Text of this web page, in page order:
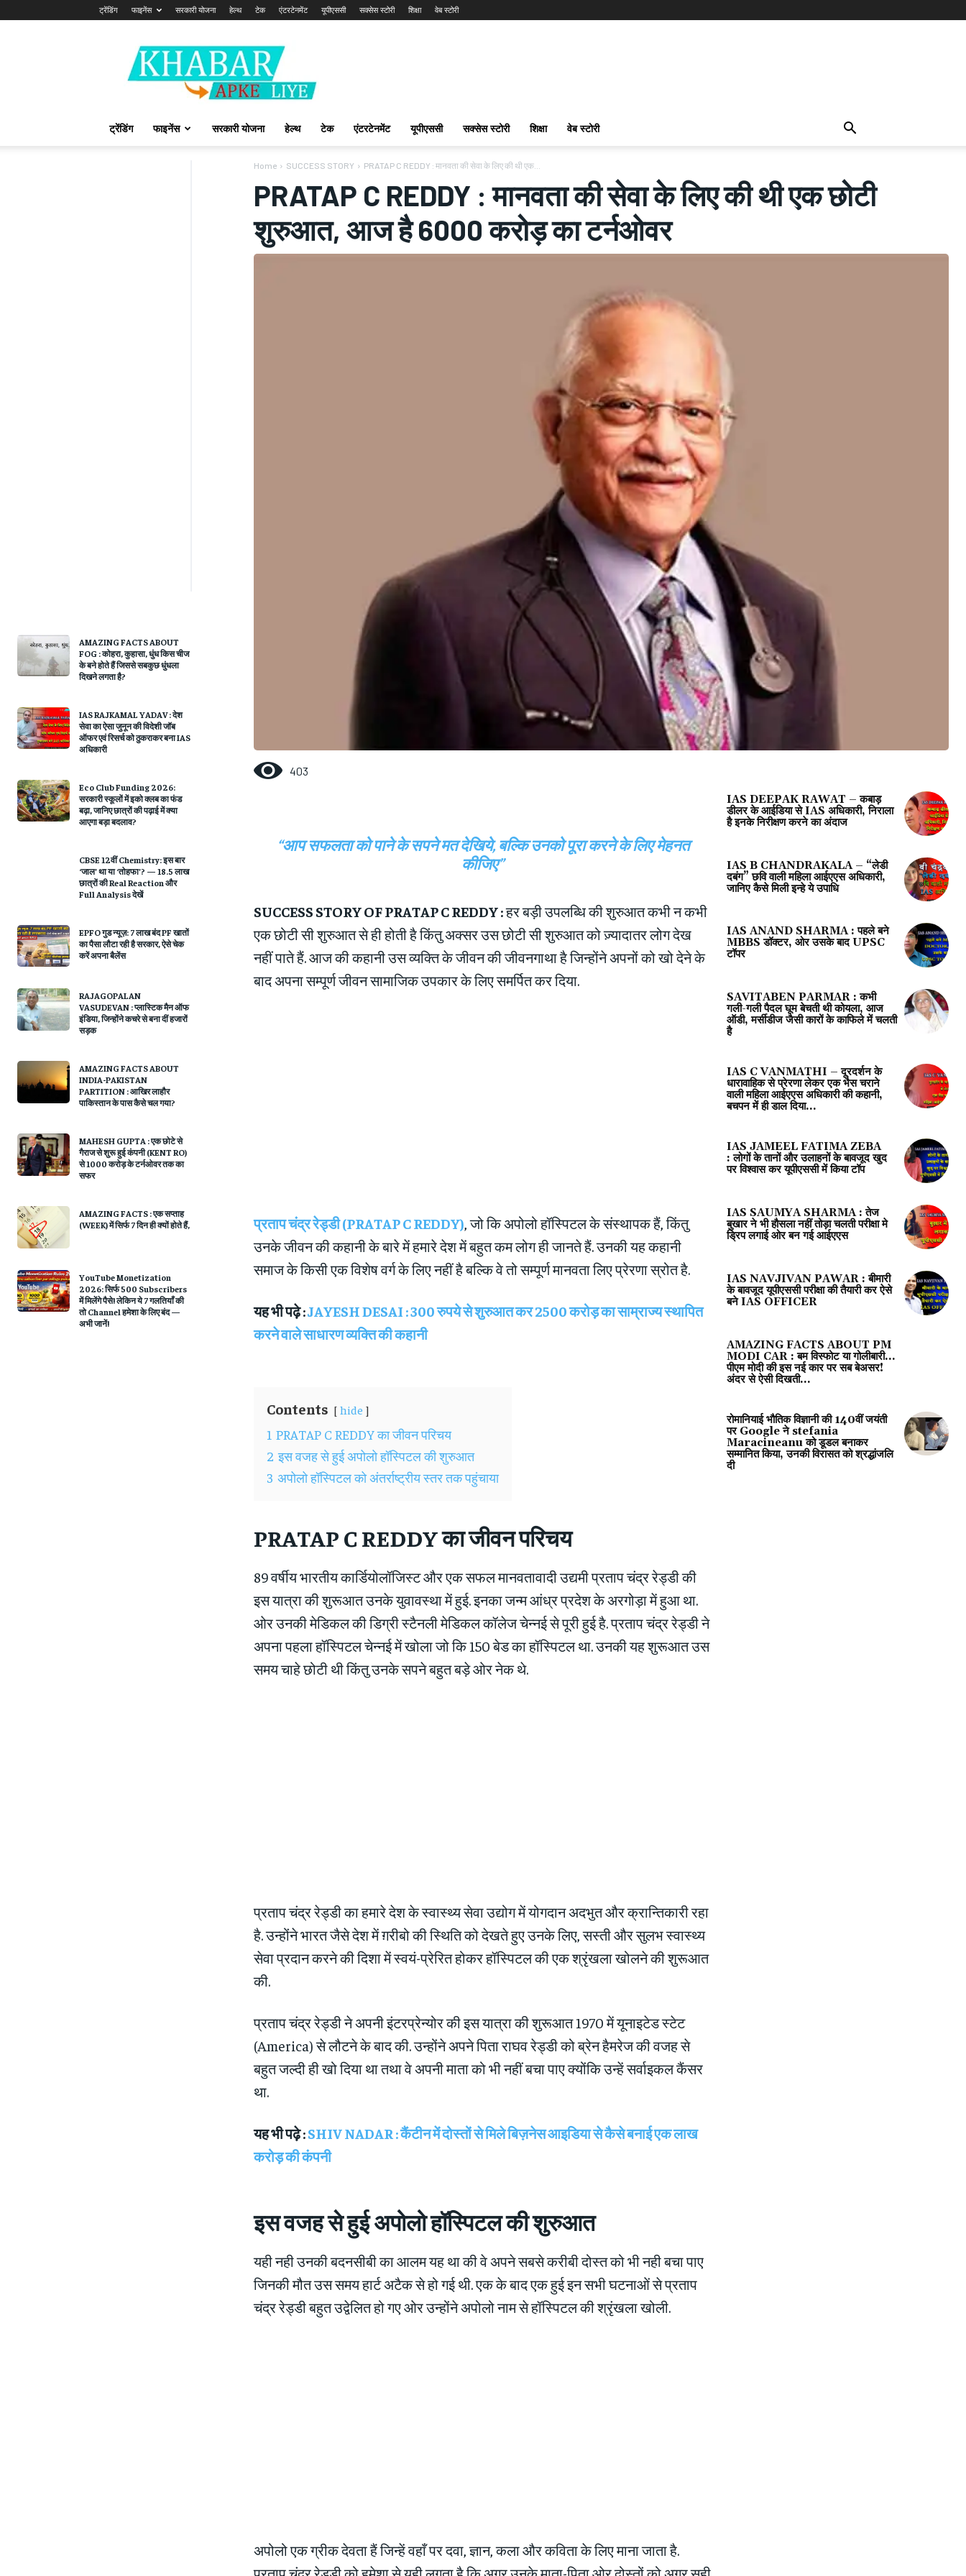
ट्रेंडिंग फाइनेंस सरकारी योजना हेल्थ टेक एंटरटेनमेंट यूपीएससी सक्सेस स्टोरी शिक्षा वेब स्टोरी
Khabarapkeliye.com
ट्रेंडिंग फाइनेंस सरकारी योजना हेल्थ टेक एंटरटेनमेंट यूपीएससी सक्सेस स्टोरी शिक्षा वेब स्टोरी
AMAZING FACTS ABOUT
FOG : कोहरा, कुहासा, धुंध किस चीज
के बने होते हैं जिससे सबकुछ धुंधला
दिखने लगता है?
IAS RAJKAMAL YADAV : देश
सेवा का ऐसा जुनून की विदेशी जॉब
ऑफर एवं रिसर्च को ठुकराकर बना IAS
अधिकारी
Eco Club Funding 2026:
सरकारी स्कूलों में इको क्लब का फंड
बढ़ा, जानिए छात्रों की पढ़ाई में क्या
आएगा बड़ा बदलाव?
CBSE 12वीं Chemistry: इस बार
‘जाल’ था या ‘तोहफा’? — 18.5 लाख
छात्रों की Real Reaction और
Full Analysis देखें
EPFO गुड न्यूज़: 7 लाख बंद PF खातों
का पैसा लौटा रही है सरकार, ऐसे चेक
करें अपना बैलेंस
RAJAGOPALAN
VASUDEVAN : प्लास्टिक मैन ऑफ
इंडिया, जिन्होंने कचरे से बना दीं हजारों
सड़क
AMAZING FACTS ABOUT
INDIA-PAKISTAN
PARTITION : आखिर लाहौर
पाकिस्तान के पास कैसे चल गया?
MAHESH GUPTA : एक छोटे से
गैराज से शुरू हुई कंपनी (KENT RO)
से 1000 करोड़ के टर्नओवर तक का
सफर
AMAZING FACTS : एक सप्ताह
(WEEK) में सिर्फ 7 दिन ही क्यों होते हैं,
YouTube Monetization
2026: सिर्फ 500 Subscribers
में मिलेंगे पैसे! लेकिन ये 7 गलतियाँ की
तो Channel हमेशा के लिए बंद —
अभी जानें!
Home SUCCESS STORY PRATAP C REDDY : मानवता की सेवा के लिए की थी एक...
PRATAP C REDDY : मानवता की सेवा के लिए की थी एक छोटी
शुरुआत, आज है 6000 करोड़ का टर्नओवर
403
“आप सफलता को पाने के सपने मत देखिये, बल्कि उनको पूरा करने के लिए मेहनत
कीजिए”
SUCCESS STORY OF PRATAP C REDDY :हर बड़ी उपलब्धि की शुरुआत कभी न कभी
एक छोटी सी शुरुआत से ही होती है किंतु अक्सर उस छोटी सी शुरुआत को ज़्यादातर लोग देख
नहीं पाते हैं. आज की कहानी उस व्यक्ति के जीवन की जीवनगाथा है जिन्होंने अपनों को खो देने के
बाद अपना सम्पूर्ण जीवन सामाजिक उपकार के लिए समर्पित कर दिया.
प्रताप चंद्र रेड्डी (PRATAP C REDDY) , जो कि अपोलो हॉस्पिटल के संस्थापक हैं, किंतु
उनके जीवन की कहानी के बारे में हमारे देश में बहुत कम लोग ही जानते हैं. उनकी यह कहानी
समाज के किसी एक विशेष वर्ग के लिए नहीं है बल्कि वे तो सम्पूर्ण मानवता लिए प्रेरणा स्रोत है.
यह भी पढ़े :JAYESH DESAI : 300 रुपये से शुरुआत कर 2500 करोड़ का साम्राज्य स्थापित
करने वाले साधारण व्यक्ति की कहानी
Contents hide
1 PRATAP C REDDY का जीवन परिचय
2 इस वजह से हुई अपोलो हॉस्पिटल की शुरुआत
3 अपोलो हॉस्पिटल को अंतर्राष्ट्रीय स्तर तक पहुंचाया
PRATAP C REDDYका जीवन परिचय
89 वर्षीय भारतीय कार्डियोलॉजिस्ट और एक सफल मानवतावादी उद्यमी प्रताप चंद्र रेड्डी की
इस यात्रा की शुरूआत उनके युवावस्था में हुई. इनका जन्म आंध्र प्रदेश के अरगोड़ा में हुआ था.
ओर उनकी मेडिकल की डिग्री स्टैनली मेडिकल कॉलेज चेन्नई से पूरी हुई है. प्रताप चंद्र रेड्डी ने
अपना पहला हॉस्पिटल चेन्नई में खोला जो कि 150 बेड का हॉस्पिटल था. उनकी यह शुरूआत उस
समय चाहे छोटी थी किंतु उनके सपने बहुत बड़े ओर नेक थे.
प्रताप चंद्र रेड्डी का हमारे देश के स्वास्थ्य सेवा उद्योग में योगदान अदभुत और क्रान्तिकारी रहा
है. उन्होंने भारत जैसे देश में ग़रीबो की स्थिति को देखते हुए उनके लिए, सस्ती और सुलभ स्वास्थ्य
सेवा प्रदान करने की दिशा में स्वयं-प्रेरित होकर हॉस्पिटल की एक श्रृंखला खोलने की शुरूआत
की.
प्रताप चंद्र रेड्डी ने अपनी इंटरप्रेन्योर की इस यात्रा की शुरूआत 1970 में यूनाइटेड स्टेट
(America) से लौटने के बाद की. उन्होंने अपने पिता राघव रेड्डी को ब्रेन हैमरेज की वजह से
बहुत जल्दी ही खो दिया था तथा वे अपनी माता को भी नहीं बचा पाए क्योंकि उन्हें सर्वाइकल कैंसर
था.
यह भी पढ़े :SHIV NADAR : कैंटीन में दोस्तों से मिले बिज़नेस आइडिया से कैसे बनाई एक लाख
करोड़ की कंपनी
इस वजह से हुई अपोलो हॉस्पिटल की शुरुआत
यही नही उनकी बदनसीबी का आलम यह था की वे अपने सबसे करीबी दोस्त को भी नही बचा पाए
जिनकी मौत उस समय हार्ट अटैक से हो गई थी. एक के बाद एक हुई इन सभी घटनाओं से प्रताप
चंद्र रेड्डी बहुत उद्वेलित हो गए ओर उन्होंने अपोलो नाम से हॉस्पिटल की श्रृंखला खोली.
अपोलो एक ग्रीक देवता हैं जिन्हें वहाँ पर दवा, ज्ञान, कला और कविता के लिए माना जाता है.
IAS DEEPAK RAWAT – कबाड़
डीलर के आईडिया से IAS अधिकारी, निराला
है इनके निरीक्षण करने का अंदाज
IAS B CHANDRAKALA – “लेडी
दबंग” छवि वाली महिला आईएएस अधिकारी,
जानिए कैसे मिली इन्हे ये उपाधि
IAS ANAND SHARMA : पहले बने
MBBS डॉक्टर, ओर उसके बाद UPSC
टॉपर
SAVITABEN PARMAR : कभी
गली-गली पैदल घूम बेचती थी कोयला, आज
ऑडी, मर्सीडीज जैसी कारों के काफिले में चलती
है
IAS C VANMATHI – दूरदर्शन के
धारावाहिक से प्रेरणा लेकर एक भैस चराने
वाली महिला आईएएस अधिकारी की कहानी,
बचपन में ही डाल दिया...
IAS JAMEEL FATIMA ZEBA
: लोगों के तानों और उलाहनों के बावजूद खुद
पर विश्वास कर यूपीएससी में किया टॉप
IAS SAUMYA SHARMA : तेज
बुखार ने भी हौसला नहीं तोड़ा चलती परीक्षा मे
ड्रिप लगाई ओर बन गई आईएएस
IAS NAVJIVAN PAWAR : बीमारी
के बावजूद यूपीएससी परीक्षा की तैयारी कर ऐसे
बने IAS OFFICER
AMAZING FACTS ABOUT PM
MODI CAR : बम विस्फोट या गोलीबारी…
पीएम मोदी की इस नई कार पर सब बेअसर!
अंदर से ऐसी दिखती...
रोमानियाई भौतिक विज्ञानी की 140वीं जयंती
पर Google ने stefania
Maracineanu को डूडल बनाकर
सम्मानित किया, उनकी विरासत को श्रद्धांजलि
दी